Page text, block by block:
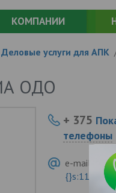
КОМПАНИИ
Деловые услуги для АПК
ОДО
+ 375
телефоны
e-mail: